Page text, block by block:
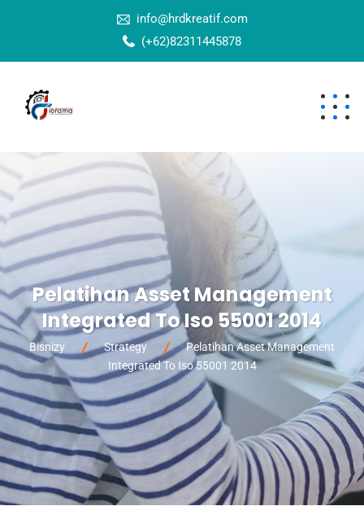
info@hrdkreatif.com
(+62)82311445878
Pelatihan Asset Management
Integrated To Iso 55001 2014
Bisnizy Strategy
Pelatihan Asset Management
Integrated To Iso 55001 2014